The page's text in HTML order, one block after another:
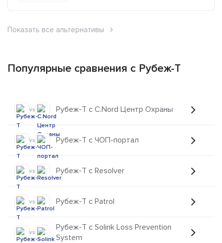
Показать все альтернативы
Популярные сравнения с Рубеж-Т
vs Рубеж-Т с C.Nord Центр Охраны
vs Рубеж-Т с ЧОП-портал
vs Рубеж-Т с Resolver
vs Рубеж-Т с Patrol
vs
Рубеж-Т с Solink Loss Prevention
System